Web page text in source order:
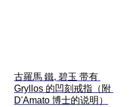
古羅馬 鐵, 碧玉 带有
Gryllos 的凹刻戒指（附
D'Amato 博士的说明）